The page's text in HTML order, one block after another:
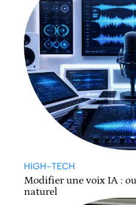
HIGH-TECH
Modifier une voix IA :
naturel